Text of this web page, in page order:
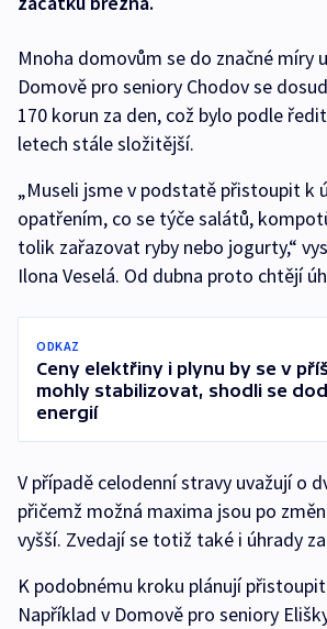
Mnoha domovům se do značné míry
Domově pro seniory Chodov se
170 korun za den, což bylo podle
letech stále složitější.
„Museli jsme v podstatě přistoupit k
opatřením, co se týče salátů,
tolik zařazovat ryby nebo jogurty,“
Ilona Veselá. Od dubna proto chtějí
ODKAZ
Ceny elektřiny i plynu by se v
mohly stabilizovat, shodli se
energií
V případě celodenní stravy uvažují o
přičemž možná maxima jsou po
vyšší. Zvedají se totiž také i úhrady
K podobnému kroku plánují
Například v Domově pro seniory